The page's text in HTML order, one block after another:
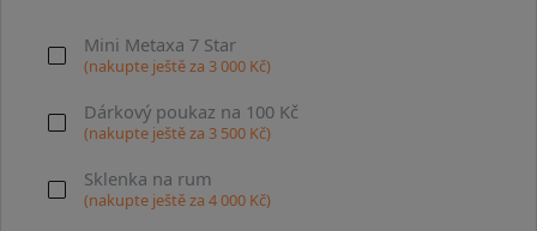
Mini Metaxa 7 Star
(nakupte ještě za 3 000Kč)
Dárkový poukaz na 100 Kč
(nakupte ještě za 3 500Kč)
Sklenka na rum
(nakupte ještě za 4 000Kč)